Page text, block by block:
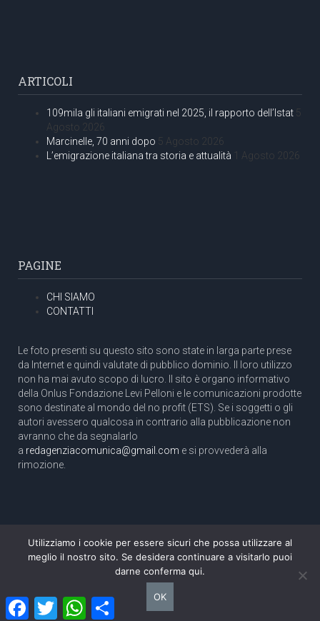
ARTICOLI
109mila gli italiani emigrati nel 2025, il rapporto dell’Istat 5
Agosto 2026
Marcinelle, 70 anni dopo 5 Agosto 2026
L’emigrazione italiana tra storia e attualità 1 Agosto 2026
PAGINE
CHI SIAMO
CONTATTI
Le foto presenti su questo sito sono state in larga parte prese
da Internet e quindi valutate di pubblico dominio. Il loro utilizzo
non ha mai avuto scopo di lucro. Il sito è organo informativo
della Onlus Fondazione Levi Pelloni e le comunicazioni prodotte
sono destinate al mondo del no profit (ETS). Se i soggetti o gli
autori avessero qualcosa in contrario alla pubblicazione non
avranno che da segnalarlo
a redagenziacomunica@gmail.com e si provvederà alla
rimozione.
Copyright 2003 com.unica - Tutti i diritti riservati
Aut. Tribunale di Roma N. 466/2003 dell'11/11/2003
Direttore responsabile: Pino Pelloni [direttore@agenziacomunica.net]
Design by Ethoslab.
FacebookTwitter WhatsAppCondividi
Utilizziamo i cookie per essere sicuri che possa utilizzare al
meglio il nostro sito. Se desidera continuare a visitarlo puoi
darne conferma qui.
OK